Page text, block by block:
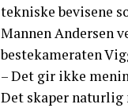
tekniske bevisene
Mannen Andersen
bestekameraten
– Det gir ikke
Det skaper naturlig